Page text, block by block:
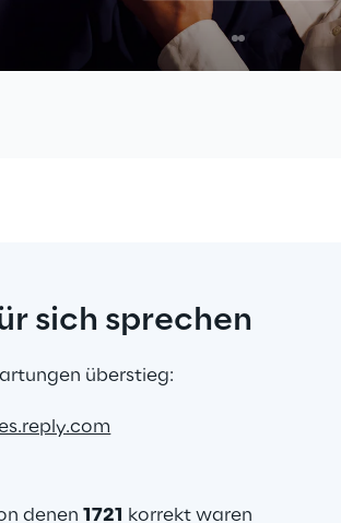
Security Challenge im Modus
sich sprechen
überstieg:
denen 1721 korrekt waren